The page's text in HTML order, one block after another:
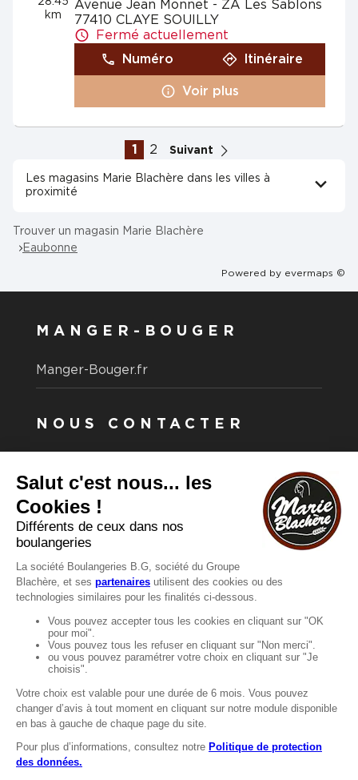
km
Avenue Jean Monnet - ZA Les Sablons
77410 CLAYE SOUILLY
Fermé actuellement
Numéro
Itinéraire
Voir plus
1 2 Suivant
Les magasins Marie Blachère dans les villes à
proximité
Trouver un magasin Marie Blachère
Eaubonne
Powered by evermaps ©
MANGER-BOUGER
Manger-Bouger.fr
NOUS CONTACTER
Vous souhaitez nous contacter ?
Consultez notre FAQ.
FAQ
Recrutement
MENTIONS
Mentions légales
Protection des données
LignÉthique
Caractéristiques environnementales des